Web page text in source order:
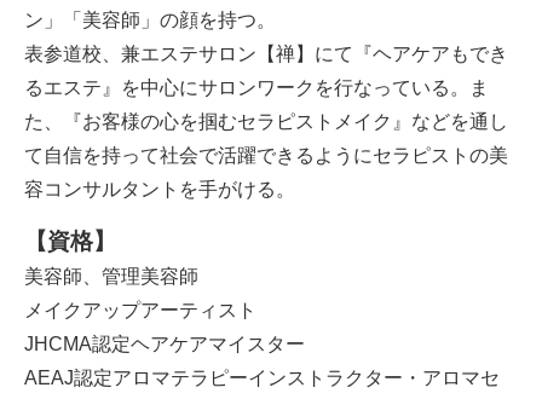
ン」「美容師」の顔を持つ。
表参道校、兼エステサロン【禅】にて『ヘアケアもでき
るエステ』を中心にサロンワークを行なっている。ま
た、『お客様の心を掴むセラピストメイク』などを通し
て自信を持って社会で活躍できるようにセラピストの美
容コンサルタントを手がける。
【資格】
美容師、管理美容師
メイクアップアーティスト
JHCMA認定ヘアケアマイスター
AEAJ認定アロマテラピーインストラクター・アロマセ